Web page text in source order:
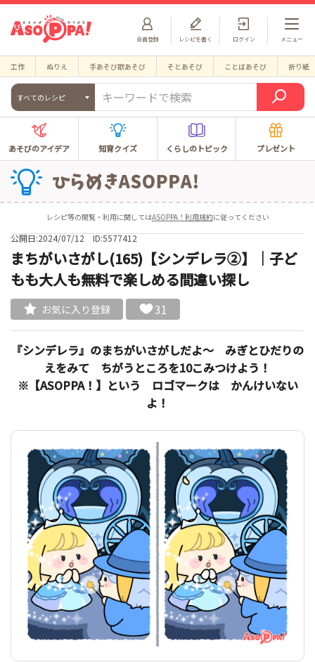
会員登録 ログイン
レシピを書く メニュー
工作 ぬりえ 手あそび歌あそび そとあそび ことばあそび 折り紙
すべてのレシピ
あそびのアイデア 知育クイズ くらしのトピック プレゼント
レシピ等の閲覧・利用に関してはASOPPA！利用規約に従ってください
公開日:2024/07/12 ID:5577412
まちがいさがし(165)【シンデレラ②】｜子ど
もも大人も無料で楽しめる間違い探し
お気に入り登録 31
『シンデレラ』のまちがいさがしだよ～ みぎとひだりの
えをみて ちがうところを10こみつけよう！
※【ASOPPA！】という ロゴマークは かんけいない
よ！